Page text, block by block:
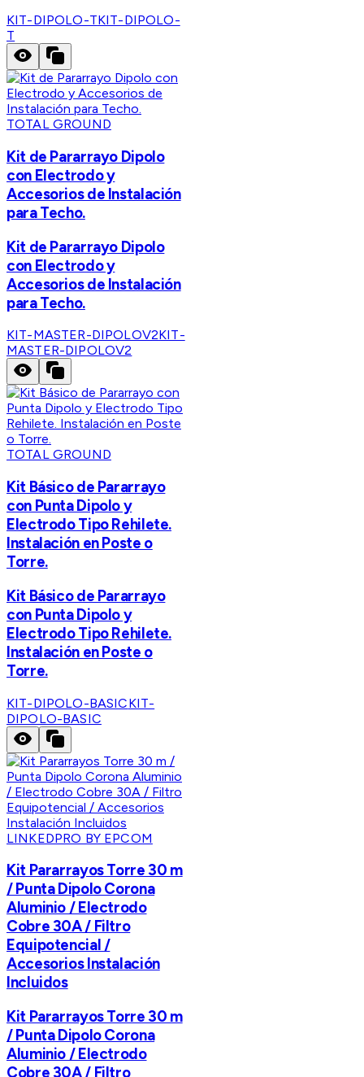
KIT-DIPOLO-TKIT-DIPOLO-
T
TOTAL GROUND
Kit de Pararrayo Dipolo
con Electrodo y
Accesorios de Instalación
para Techo.
Kit de Pararrayo Dipolo
con Electrodo y
Accesorios de Instalación
para Techo.
KIT-MASTER-DIPOLOV2KIT-
MASTER-DIPOLOV2
TOTAL GROUND
Kit Básico de Pararrayo
con Punta Dipolo y
Electrodo Tipo Rehilete.
Instalación en Poste o
Torre.
Kit Básico de Pararrayo
con Punta Dipolo y
Electrodo Tipo Rehilete.
Instalación en Poste o
Torre.
KIT-DIPOLO-BASICKIT-
DIPOLO-BASIC
LINKEDPRO BY EPCOM
Kit Pararrayos Torre 30 m
/ Punta Dipolo Corona
Aluminio / Electrodo
Cobre 30A / Filtro
Equipotencial /
Accesorios Instalación
Incluidos
Kit Pararrayos Torre 30 m
/ Punta Dipolo Corona
Aluminio / Electrodo
Cobre 30A / Filtro